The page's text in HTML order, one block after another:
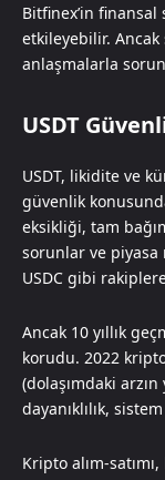
Bitfinex’in
etkileyebilir.
anlaşmalarla
USDT
USDT, likidite ve
güvenlik
eksikliği, tam
sorunlar ve piyasa
USDC gibi
Ancak 10 yıllık
korudu. 2022
(dolaşımdaki
dayanıklılık,
Kripto alım-